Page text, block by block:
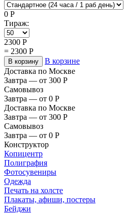
0 Р
Тираж:
2300 Р
= 2300 Р
В корзину
В корзине
Доставка по Москве
Завтра — от 300 Р
Самовывоз
Завтра — от 0 Р
Доставка по Москве
Завтра — от 300 Р
Самовывоз
Завтра — от 0 Р
Конструктор
Копицентр
Полиграфия
Фотосувениры
Одежда
Печать на холсте
Плакаты, афиши, постеры
Бейджи